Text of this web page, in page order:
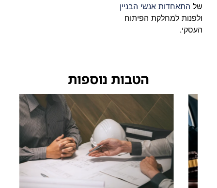
של התאחדות אנשי הבניין
ולפנות למחלקת הפיתוח
העסקי.
הטבות נוספות